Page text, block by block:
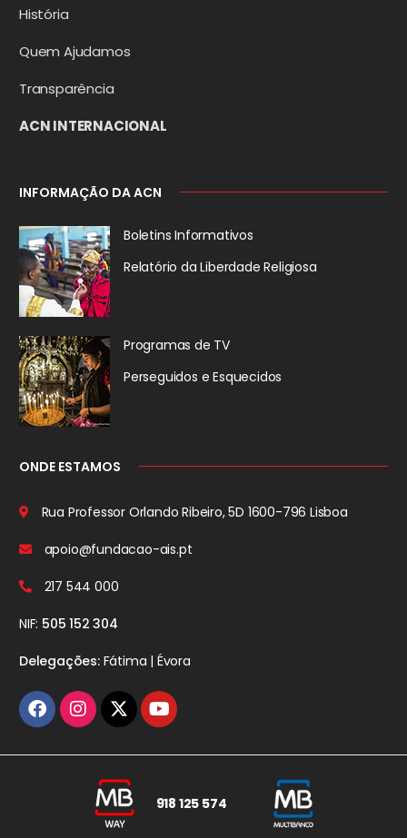
História
Quem Ajudamos
Transparência
ACN INTERNACIONAL
INFORMAÇÃO DA ACN
Boletins Informativos
Relatório da Liberdade Religiosa
Programas de TV
Perseguidos e Esquecidos
ONDE ESTAMOS
Rua Professor Orlando Ribeiro, 5D 1600-796 Lisboa
apoio@fundacao-ais.pt
217 544 000
NIF: 505 152 304
Delegações:Fátima | Évora
918 125 574